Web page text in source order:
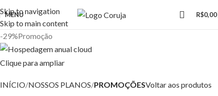
Skip to navigation
Skip to main content
MENU R$0,00
-29%Promoção
Clique para ampliar
INÍCIO NOSSOS PLANOS PROMOÇÕESVoltar aos produtos
HOSPEDAGEM PROFISSIONAL
SUPORTE 24 HORAS